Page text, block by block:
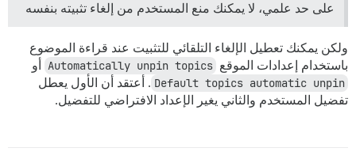
على حد علمي، لا يمكنك منع المستخدم من إلغاء تثبيته بنفسه
ولكن يمكنك تعطيل الإلغاء التلقائي للتثبيت عند قراءة الموضوع
باستخدام إعدادات الموقع Automatically unpin topics أو
Default topics automatic unpin . أعتقد أن الأول يعطل
تفضيل المستخدم والثاني يغير الإعداد الافتراضي للتفضيل.